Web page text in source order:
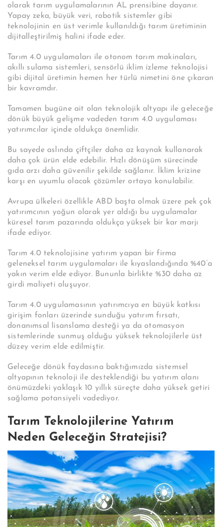
olarak tarım uygulamalarının AL prensibine dayanır.
Yapay zeka, büyük veri, robotik sistemler gibi
teknolojinin en üst verimle kullanıldığı tarım üretiminin
dijitalleştirilmiş halini ifade eder.
Tarım 4.0 uygulamaları ile otonom tarım makinaları,
akıllı sulama sistemleri, sensörlü iklim izleme teknolojisi
gibi dijital üretimin hemen her türlü nimetini öne çıkaran
bir kavramdır.
Tamamen bugüne ait olan teknolojik altyapı ile geleceğe
dönük büyük gelişme vadeden tarım 4.0 uygulaması
yatırımcılar içinde oldukça önemlidir.
Bu sayede aslında çiftçiler daha az kaynak kullanarak
daha çok ürün elde edebilir. Hızlı dönüşüm sürecinde
gıda arzı daha güvenilir şekilde sağlanır. İklim krizine
karşı en uyumlu olacak çözümler ortaya konulabilir.
Avrupa ülkeleri özellikle ABD başta olmak üzere pek çok
yatırımcının yoğun olarak yer aldığı bu uygulamalar
küresel tarım pazarında oldukça yüksek bir kar marjı
ifade ediyor.
Tarım 4.0 teknolojisine yatırım yapan bir firma
geleneksel tarım uygulamaları ile kıyaslandığında %40’a
yakın verim elde ediyor. Bununla birlikte %30 daha az
girdi maliyeti oluşuyor.
Tarım 4.0 uygulamasının yatırımcıya en büyük katkısı
girişim fonları üzerinde sunduğu yatırım fırsatı,
donanımsal lisanslama desteği ya da otomasyon
sistemlerinde sunmuş olduğu yüksek teknolojilerle üst
düzey verim elde edilmiştir.
Geleceğe dönük faydasına baktığımızda sistemsel
altyapının teknoloji ile desteklendiği bu yatırım alanı
önümüzdeki yaklaşık 10 yıllık süreçte daha yüksek getiri
sağlama potansiyeli vadediyor.
Tarım Teknolojilerine Yatırım
Neden Geleceğin Stratejisi?